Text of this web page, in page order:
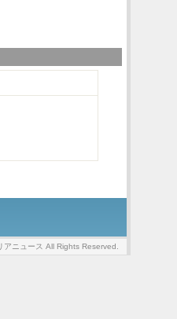
ニュース All Rights Reserved.